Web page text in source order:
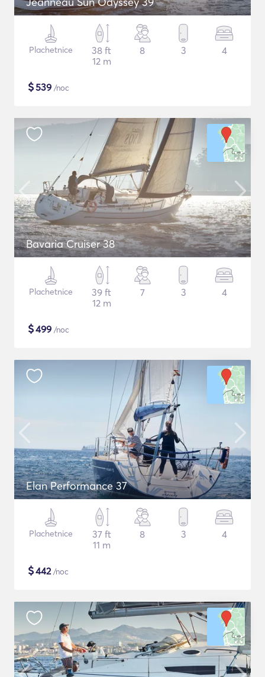
Plachetnice
38 ft
12 m
8 3 4
$539 /noc
Bavaria Cruiser 38
Plachetnice
39 ft
12 m
7 3 4
$499 /noc
Elan Performance 37
Plachetnice
37 ft
11 m
8 3 4
$442/noc